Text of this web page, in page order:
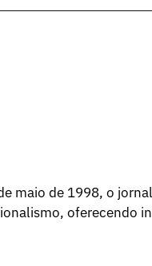
maio de 1998, o
oferecendo